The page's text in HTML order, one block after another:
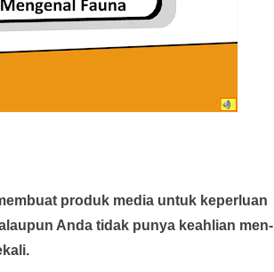
produk media untuk keperluan
Anda tidak punya keahlian men-